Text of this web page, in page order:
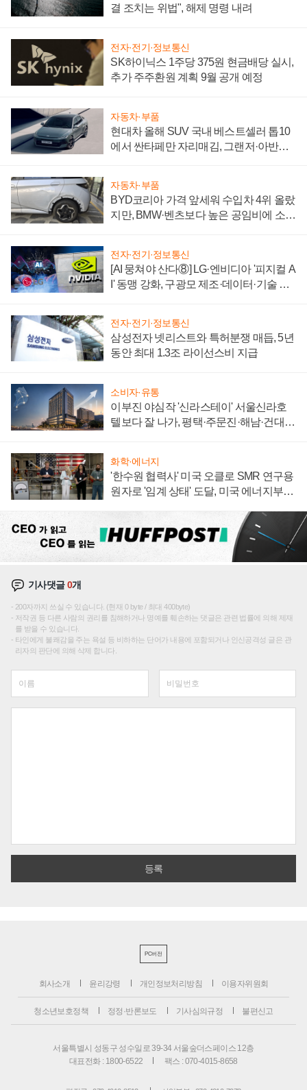
결 조치는 위법", 해제 명령 내려
전자·전기·정보통신
SK하이닉스 1주당 375원 현금배당 실시,
추가 주주환원 계획 9월 공개 예정
자동차·부품
현대차 올해 SUV 국내 베스트셀러 톱10
에서 싼타페만 자리매김, 그랜저·아반떼
자동차·부품
BYD코리아 가격 앞세워 수입차 4위 올랐
지만, BMW·벤츠보다 높은 공임비에 소비
전자·전기·정보통신
[AI 뭉쳐야 산다⑧] LG·엔비디아 '피지컬 A
I' 동맹 강화, 구광모 제조·데이터·기술 결
전자·전기·정보통신
삼성전자 넷리스트와 특허분쟁 매듭, 5년
동안 최대 1.3조 라이선스비 지급
소비자·유통
이부진 야심작 '신라스테이' 서울신라호
텔보다 잘 나가, 평택·주문진·해남·건대로
화학·에너지
'한수원 협력사' 미국 오클로 SMR 연구용
원자로 '임계 상태' 도달, 미국 에너지부
기사댓글0개
200자까지 쓰실 수 있습니다. (현재 0 byte / 최대 400byte)
저작권 등 다른 사람의 권리를 침해하거나 명예를 훼손하는 댓글은 관련 법률에 의해 제재
를 받을 수 있습니다.
타인에게 불쾌감을 주는 욕설 등 비하하는 단어가 내용에 포함되거나 인신공격성 글은 관
리자의 판단에 의해 삭제 합니다.
PC버전
회사소개 윤리강령 개인정보처리방침 이용자위원회
청소년보호정책 정정·반론보도 기사심의규정 불편신고
서울특별시 성동구 성수일로 39-34 서울숲더스페이스 12층
대표전화 : 1800-6522
팩스 : 070-4015-8658